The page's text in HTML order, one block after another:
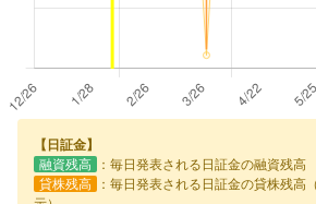
【日証金】
融資残高
：毎日発表される日証金の融資残高
貸株残高
：毎日発表される日証金の貸株残高